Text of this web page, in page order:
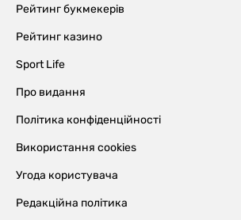
Рейтинг букмекерів
Рейтинг казино
Sport Life
Про видання
Політика конфіденційності
Використання cookies
Угода користувача
Редакційна політика